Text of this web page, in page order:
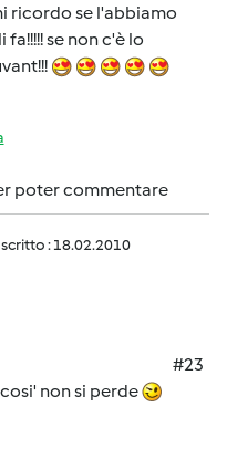
ricordo se l'abbiamo
se non c'è lo
poter commentare
: 18.02.2010
#23
non si perde